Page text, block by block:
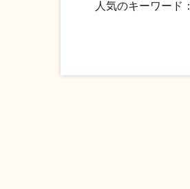
人気のキーワード：